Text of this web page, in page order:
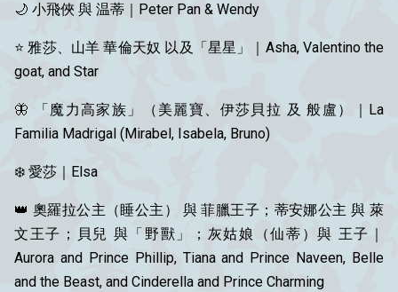
🌙 小飛俠 與 温蒂｜Peter Pan & Wendy
⭐ 雅莎、山羊 華倫天奴 以及「星星」｜Asha, Valentino the
goat, and Star
🦋 「魔力高家族」（美麗寶、伊莎貝拉 及 般盧）｜La
Familia Madrigal (Mirabel, Isabela, Bruno)
❄️ 愛莎｜Elsa
👑 奧羅拉公主（睡公主） 與 菲臘王子；蒂安娜公主 與 萊
文王子；貝兒 與「野獸」；灰姑娘（仙蒂）與 王子｜
Aurora and Prince Phillip, Tiana and Prince Naveen, Belle
and the Beast, and Cinderella and Prince Charming